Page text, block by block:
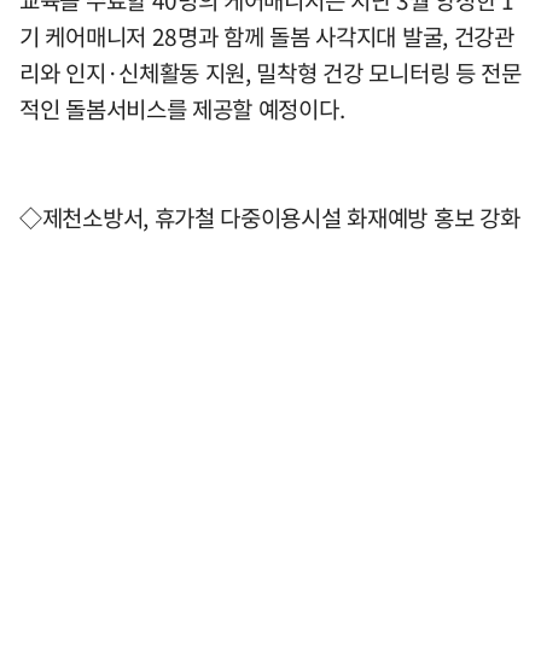
기 케어매니저 28명과 함께 돌봄 사각지대 발굴, 건강관
리와 인지·신체활동 지원, 밀착형 건강 모니터링 등 전문
적인 돌봄서비스를 제공할 예정이다.
◇제천소방서, 휴가철 다중이용시설 화재예방 홍보 강화